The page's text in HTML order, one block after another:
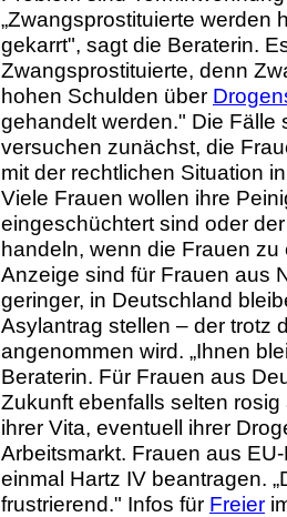
„Zwangsprostituierte werden
gekarrt", sagt die Beraterin.
Zwangsprostituierte, denn
hohen Schulden über
gehandelt werden." Die Fälle
versuchen zunächst, die
mit der rechtlichen Situation
Viele Frauen wollen ihre
eingeschüchtert sind oder
handeln, wenn die Frauen
Anzeige sind für Frauen aus
geringer, in Deutschland
Asylantrag stellen – der trotz
angenommen wird. „Ihnen
Beraterin. Für Frauen aus
Zukunft ebenfalls selten
ihrer Vita, eventuell ihrer
Arbeitsmarkt. Frauen aus
einmal Hartz IV beantragen.
frustrierend." Infos für Freier